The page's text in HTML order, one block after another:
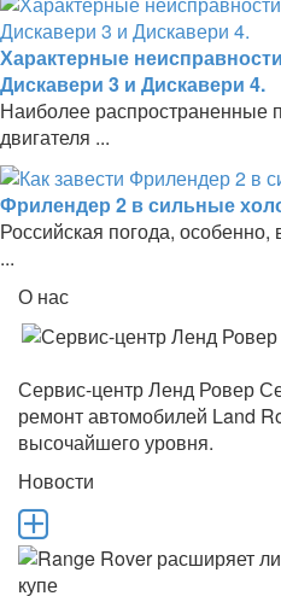
Характерные
Дискавери 3 и Дискавери 4.
Наиболее распространенные
двигателя ...
Фрилендер 2 в сильные
Российская погода,
...
О нас
Сервис-центр Ленд Ровер
ремонт автомобилей Land
высочайшего уровня.
Новости